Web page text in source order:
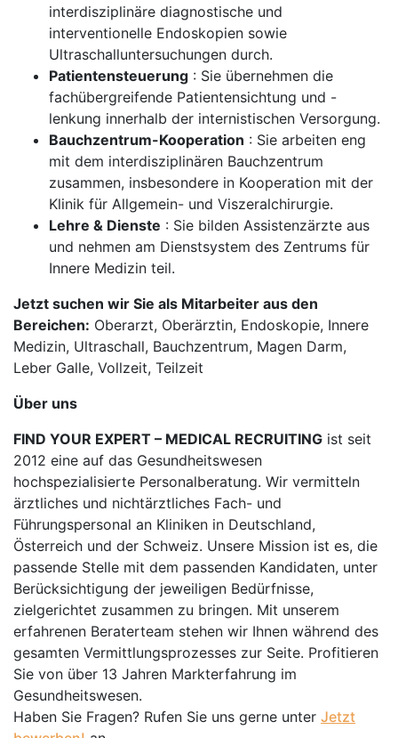
interdisziplinäre diagnostische und
interventionelle Endoskopien sowie
Ultraschalluntersuchungen durch.
Patientensteuerung : Sie übernehmen die
fachübergreifende Patientensichtung und -
lenkung innerhalb der internistischen Versorgung.
Bauchzentrum-Kooperation : Sie arbeiten eng
mit dem interdisziplinären Bauchzentrum
zusammen, insbesondere in Kooperation mit der
Klinik für Allgemein- und Viszeralchirurgie.
Lehre & Dienste : Sie bilden Assistenzärzte aus
und nehmen am Dienstsystem des Zentrums für
Innere Medizin teil.
Jetzt suchen wir Sie als Mitarbeiter aus den
Bereichen: Oberarzt, Oberärztin, Endoskopie, Innere
Medizin, Ultraschall, Bauchzentrum, Magen Darm,
Leber Galle, Vollzeit, Teilzeit
Über uns
FIND YOUR EXPERT – MEDICAL RECRUITING ist seit
2012 eine auf das Gesundheitswesen
hochspezialisierte Personalberatung. Wir vermitteln
ärztliches und nichtärztliches Fach- und
Führungspersonal an Kliniken in Deutschland,
Österreich und der Schweiz. Unsere Mission ist es, die
passende Stelle mit dem passenden Kandidaten, unter
Berücksichtigung der jeweiligen Bedürfnisse,
zielgerichtet zusammen zu bringen. Mit unserem
erfahrenen Beraterteam stehen wir Ihnen während des
gesamten Vermittlungsprozesses zur Seite. Profitieren
Sie von über 13 Jahren Markterfahrung im
Gesundheitswesen.
Haben Sie Fragen? Rufen Sie uns gerne unter Jetzt